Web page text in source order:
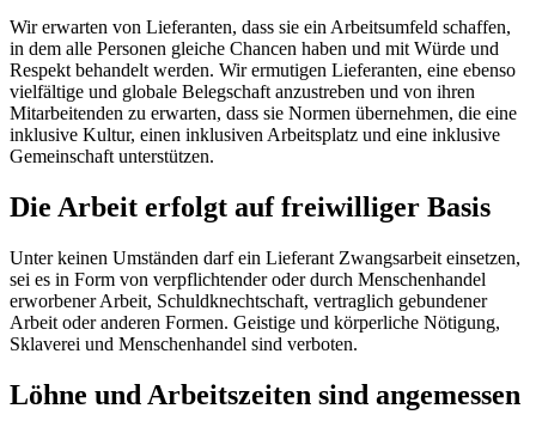
Wir erwarten von Lieferanten, dass sie ein Arbeitsumfeld schaffen,
in dem alle Personen gleiche Chancen haben und mit Würde und
Respekt behandelt werden. Wir ermutigen Lieferanten, eine ebenso
vielfältige und globale Belegschaft anzustreben und von ihren
Mitarbeitenden zu erwarten, dass sie Normen übernehmen, die eine
inklusive Kultur, einen inklusiven Arbeitsplatz und eine inklusive
Gemeinschaft unterstützen.
Die Arbeit erfolgt auf freiwilliger Basis
Unter keinen Umständen darf ein Lieferant Zwangsarbeit einsetzen,
sei es in Form von verpflichtender oder durch Menschenhandel
erworbener Arbeit, Schuldknechtschaft, vertraglich gebundener
Arbeit oder anderen Formen. Geistige und körperliche Nötigung,
Sklaverei und Menschenhandel sind verboten.
Löhne und Arbeitszeiten sind angemessen